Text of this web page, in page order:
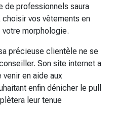
de professionnels saura
vos vêtements en
morphologie.
précieuse clientèle ne se
Son site internet a
en aide aux
enfin dénicher le pull
leur tenue